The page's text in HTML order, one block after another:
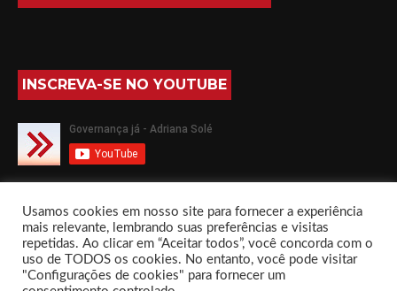
INSCREVA-SE NO YOUTUBE
SIGA-ME NO TWITTER
Usamos cookies em nosso site para fornecer a experiência
mais relevante, lembrando suas preferências e visitas
repetidas. Ao clicar em “Aceitar todos”, você concorda com o
uso de TODOS os cookies. No entanto, você pode visitar
"Configurações de cookies" para fornecer um